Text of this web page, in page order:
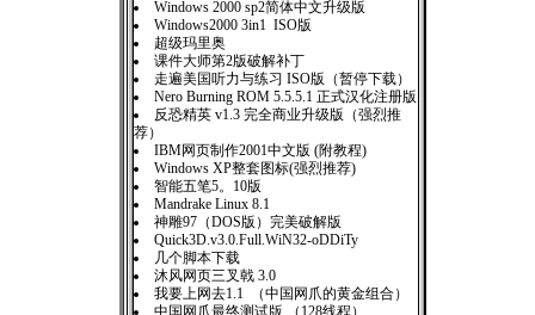
Windows 2000 sp2简体中文升级版
Windows2000 3in1 ISO版
超级玛里奥
课件大师第2版破解补丁
走遍美国听力与练习 ISO版（暂停下载）
Nero Burning ROM 5.5.5.1 正式汉化注册版
反恐精英 v1.3 完全商业升级版（强烈推
荐）
IBM网页制作2001中文版 (附教程)
Windows XP整套图标(强烈推荐)
智能五笔5。10版
Mandrake Linux 8.1
神雕97（DOS版）完美破解版
Quick3D.v3.0.Full.WiN32-oDDiTy
几个脚本下载
沐风网页三叉戟 3.0
我要上网去1.1 （中国网爪的黄金组合）
中国网爪最终测试版 （128线程）